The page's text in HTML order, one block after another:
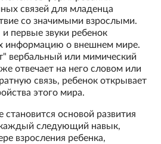
связей для младенца
со значимыми взрослыми.
первые звуки ребенок
информацию о внешнем мире.
вербальный или мимический
отвечает на него словом или
связь, ребенок открывает
этого мира.
становится основой развития
следующий навык,
взросления ребенка,